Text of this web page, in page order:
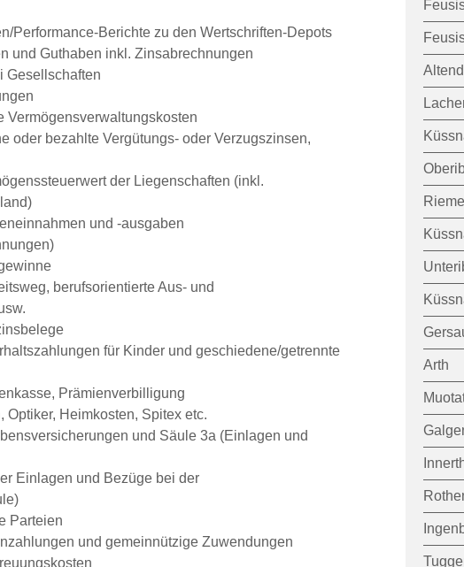
Performance-Berichte zu den Wertschriften-Depots
und Guthaben inkl. Zinsabrechnungen
Gesellschaften
Vermögensverwaltungskosten
oder bezahlte Vergütungs- oder Verzugszinsen,
der Liegenschaften (inkl.
und -ausgaben
berufsorientierte Aus- und
für Kinder und geschiedene/getrennte
Prämienverbilligung
Optiker, Heimkosten, Spitex etc.
und Säule 3a (Einlagen und
Einlagen und Bezüge bei der
Parteien
und gemeinnützige Zuwendungen
Arth